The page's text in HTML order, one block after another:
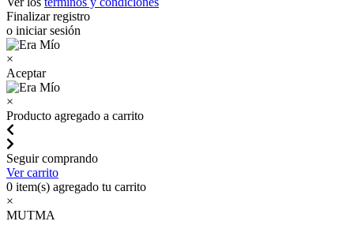
Finalizar registro
o iniciar sesión
×
Aceptar
×
Producto agregado a carrito
Seguir comprando
Ver carrito
0 item(s) agregado tu carrito
×
MUTMA